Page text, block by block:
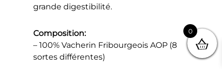
grande digestibilité.
Composition:
– 100% Vacherin Fribourgeois AOP (8
sortes différentes)
0